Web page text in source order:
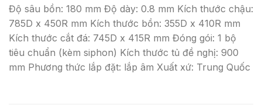
Độ sâu bồn: 180 mm Độ dày: 0.8 mm Kích thước chậu:
785D x 450R mm Kích thước bồn: 355D x 410R mm
Kích thước cắt đá: 745D x 415R mm Đóng gói: 1 bộ
tiêu chuẩn (kèm siphon) Kích thước tủ đề nghị: 900
mm Phương thức lắp đặt: lắp âm Xuất xứ: Trung Quốc